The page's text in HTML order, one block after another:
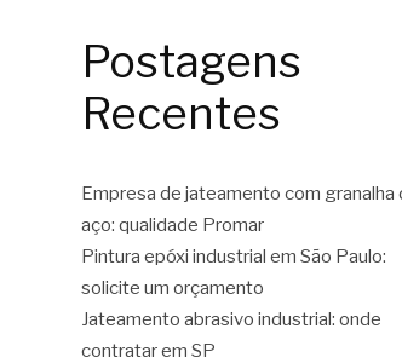
Postagens
Recentes
Empresa de jateamento com granalha
aço: qualidade Promar
Pintura epóxi industrial em São Paulo:
solicite um orçamento
Jateamento abrasivo industrial: onde
contratar em SP